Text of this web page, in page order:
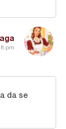
pm
da se